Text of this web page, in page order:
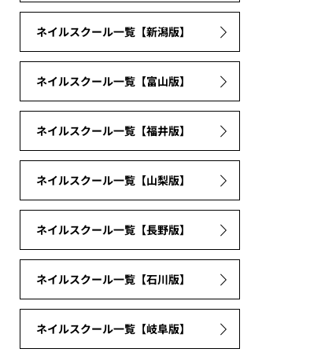
ネイルスクール一覧【新潟版】
ネイルスクール一覧【富山版】
ネイルスクール一覧【福井版】
ネイルスクール一覧【山梨版】
ネイルスクール一覧【長野版】
ネイルスクール一覧【石川版】
ネイルスクール一覧【岐阜版】